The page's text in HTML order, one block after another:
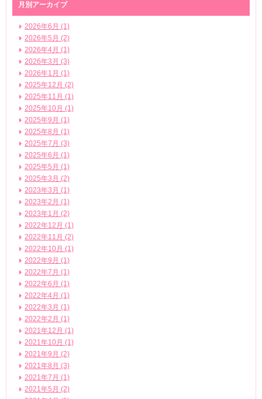
月別アーカイブ
2026年6月 (1)
2026年5月 (2)
2026年4月 (1)
2026年3月 (3)
2026年1月 (1)
2025年12月 (2)
2025年11月 (1)
2025年10月 (1)
2025年9月 (1)
2025年8月 (1)
2025年7月 (3)
2025年6月 (1)
2025年5月 (1)
2025年3月 (2)
2023年3月 (1)
2023年2月 (1)
2023年1月 (2)
2022年12月 (1)
2022年11月 (2)
2022年10月 (1)
2022年9月 (1)
2022年7月 (1)
2022年6月 (1)
2022年4月 (1)
2022年3月 (1)
2022年2月 (1)
2021年12月 (1)
2021年10月 (1)
2021年9月 (2)
2021年8月 (3)
2021年7月 (1)
2021年5月 (2)